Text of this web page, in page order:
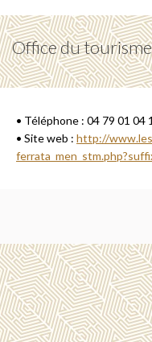
Office du
• Téléphone : 04 79 01 04
• Site web : http://